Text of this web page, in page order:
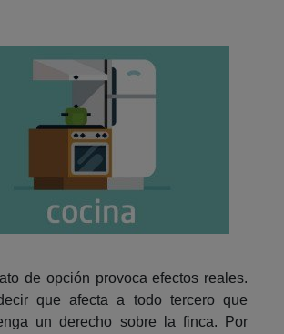
de opción provoca efectos reales.
que afecta a todo tercero que
un derecho sobre la finca. Por